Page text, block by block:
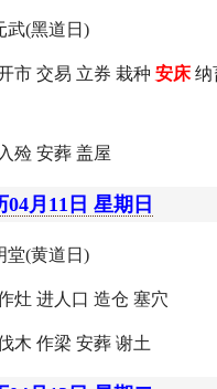
武(黑道日)
市 交易 立券 栽种 安床纳
殓 安葬 盖屋
04月11日 星期日
堂(黄道日)
灶 进人口 造仓 塞穴
木 作梁 安葬 谢土